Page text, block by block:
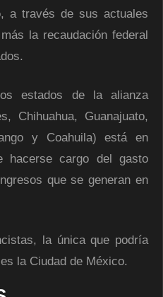
a través de sus actuales
la recaudación federal
estados de la alianza
Chihuahua, Guanajuato,
y Coahuila) está en
hacerse cargo del gasto
que se generan en
la única que podría
la Ciudad de México.